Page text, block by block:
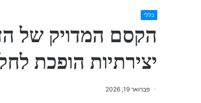
כללי
הקסם המדויק של
יצירתיות הופכת
פברואר 19, 2026